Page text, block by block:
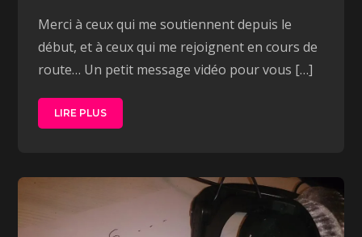
Merci à ceux qui me soutiennent depuis le
début, et à ceux qui me rejoignent en cours de
route… Un petit message vidéo pour vous […]
LIRE PLUS